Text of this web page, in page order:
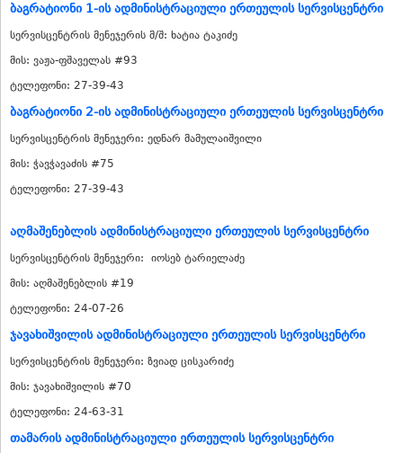
ბაგრატიონი 1-ის ადმინისტრაციული ერთეულის სერვისცენტრი
სერვისცენტრის მენეჯერის მ/შ: ხატია ტაკიძე
მის: ვაჟა-ფშაველას #93
ტელეფონი: 27-39-43
ბაგრატიონი 2-ის ადმინისტრაციული ერთეულის სერვისცენტრი
სერვისცენტრის მენეჯერი: ედნარ მამულაიშვილი
მის: ჭავჭავაძის #75
ტელეფონი: 27-39-43
აღმაშენებლის ადმინისტრაციული ერთეულის სერვისცენტრი
სერვისცენტრის მენეჯერი: იოსებ ტარიელაძე
მის: აღმაშენებლის #19
ტელეფონი: 24-07-26
ჯავახიშვილის ადმინისტრაციული ერთეულის სერვისცენტრი
სერვისცენტრის მენეჯერი: ზვიად ცისკარიძე
მის: ჯავახიშვილის #70
ტელეფონი: 24-63-31
თამარის ადმინისტრაციული ერთეულის სერვისცენტრი